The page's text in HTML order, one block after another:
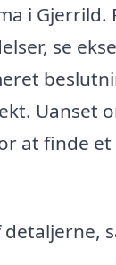
i Gjerrild.
se
Uanset
at finde